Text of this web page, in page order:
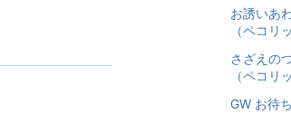
お誘いあ
（ペコリ
さざえの
（ペコリ
GW お待